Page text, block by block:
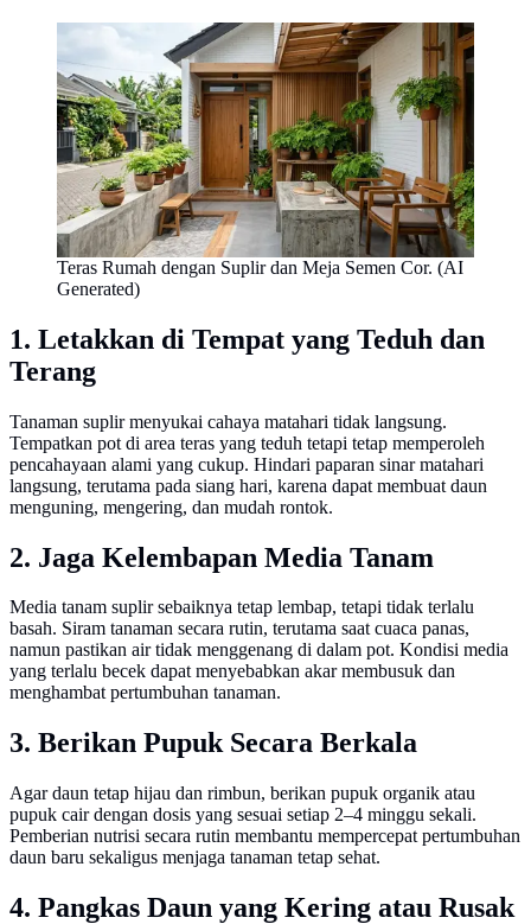
Teras Rumah dengan Suplir dan Meja Semen Cor. (AI
Generated)
1. Letakkan di Tempat yang Teduh dan
Terang
Tanaman suplir menyukai cahaya matahari tidak langsung.
Tempatkan pot di area teras yang teduh tetapi tetap memperoleh
pencahayaan alami yang cukup. Hindari paparan sinar matahari
langsung, terutama pada siang hari, karena dapat membuat daun
menguning, mengering, dan mudah rontok.
2. Jaga Kelembapan Media Tanam
Media tanam suplir sebaiknya tetap lembap, tetapi tidak terlalu
basah. Siram tanaman secara rutin, terutama saat cuaca panas,
namun pastikan air tidak menggenang di dalam pot. Kondisi media
yang terlalu becek dapat menyebabkan akar membusuk dan
menghambat pertumbuhan tanaman.
3. Berikan Pupuk Secara Berkala
Agar daun tetap hijau dan rimbun, berikan pupuk organik atau
pupuk cair dengan dosis yang sesuai setiap 2–4 minggu sekali.
Pemberian nutrisi secara rutin membantu mempercepat pertumbuhan
daun baru sekaligus menjaga tanaman tetap sehat.
4. Pangkas Daun yang Kering atau Rusak